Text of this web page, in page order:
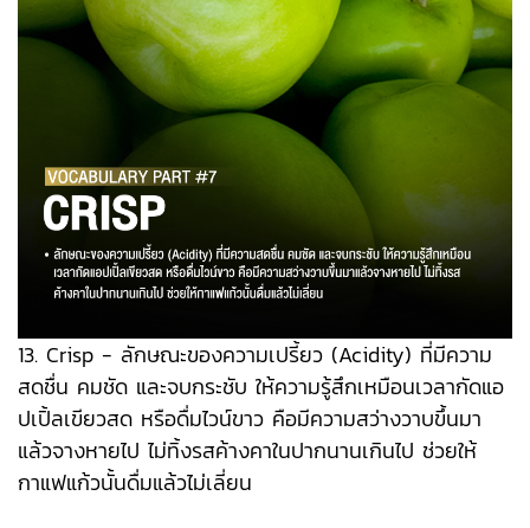
13. Crisp - ลักษณะของความเปรี้ยว (Acidity) ที่มีความ
สดชื่น คมชัด และจบกระชับ ให้ความรู้สึกเหมือนเวลากัดแอ
ปเปิ้ลเขียวสด หรือดื่มไวน์ขาว คือมีความสว่างวาบขึ้นมา
แล้วจางหายไป ไม่ทิ้งรสค้างคาในปากนานเกินไป ช่วยให้
กาแฟแก้วนั้นดื่มแล้วไม่เลี่ยน